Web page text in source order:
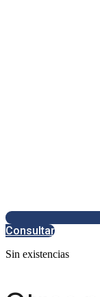
Consultar
Sin existencias